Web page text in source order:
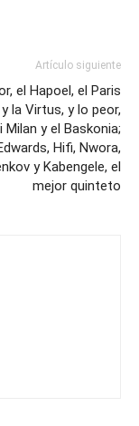
Artículo siguiente
el Hapoel, el Paris
la Virtus, y lo peor,
Milan y el Baskonia;
Hifi, Nwora,
y Kabengele, el
mejor quinteto